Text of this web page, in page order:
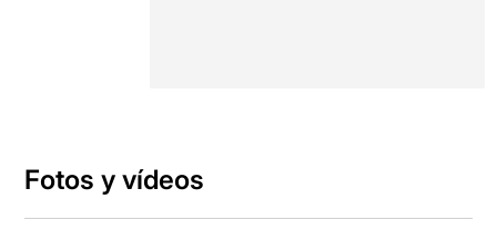
Fotos y vídeos